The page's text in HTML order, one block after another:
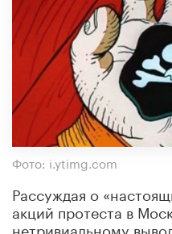
Фото: i.ytimg.com
Рассуждая о
акций протеста в
нетривиальному